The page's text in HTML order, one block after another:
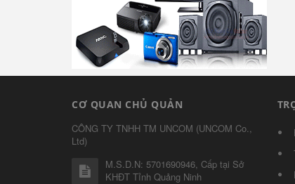
CƠ QUAN CHỦ QUẢN
CÔNG TY TNHH TM UNCOM (UNCOM Co.,
Ltd)
M.S.D.N: 5701690946, Cấp tại Sở
KHĐT Tỉnh Quảng Ninh